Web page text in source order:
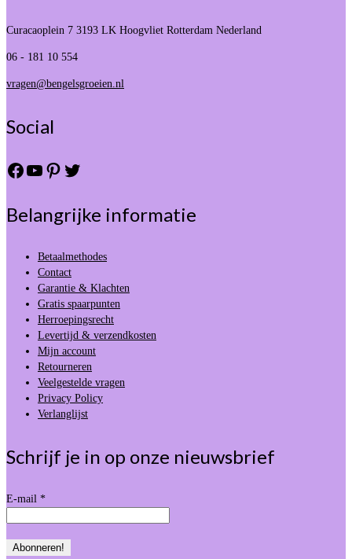
Curacaoplein 7 3193 LK Hoogvliet Rotterdam Nederland
06 - 181 10 554
vragen@bengelsgroeien.nl
Social
Facebook
YouTube
Pinterest
Twitter
Belangrijke informatie
Betaalmethodes
Contact
Garantie & Klachten
Gratis spaarpunten
Herroepingsrecht
Levertijd & verzendkosten
Mijn account
Retourneren
Veelgestelde vragen
Privacy Policy
Verlanglijst
Schrijf je in op onze nieuwsbrief
E-mail *